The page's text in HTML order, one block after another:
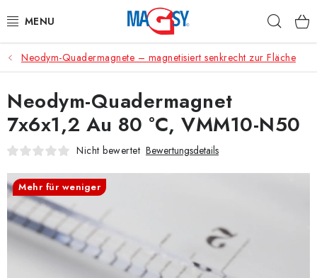
Inhalt
HAUPTKATEGORIE MAGNETE
MAGNETISCHE HILFSMITTEL
INDUSTRIEMAGNETE
SONSTIGE MAGNETE
AUS UNSERER WERKSTATT
Handelsbedingungen
Datenschutzerklärung
Kontakte - Impressum
Neodym-Quadermagnete – magnetisiert senkrecht zur Fläche
Neodym-Quadermagnet
7x6x1,2 Au 80 °C, VMM10-N50
Nicht bewertet Bewertungsdetails
Mehr für weniger